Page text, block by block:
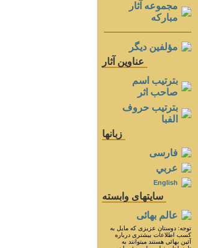
مجموعه آثار
مباركه
مؤلفين ديگر
عناوين آثار
بترتيب اسم
صاحب اثر
بترتيب حروف
الفبا
زبانها
فارسی
عربي
English
سايتهای وابسته
عالم بهائی
توجه: دوستان عزيزى كه مايل به
كسب اطلاعات بيشترى درباره
آئين بهائى هستند ميتوانند به